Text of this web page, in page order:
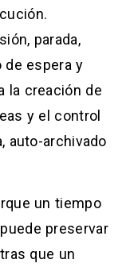
parada,
de espera y
la creación de
y el control
auto-archivado
un tiempo
preservar
que un